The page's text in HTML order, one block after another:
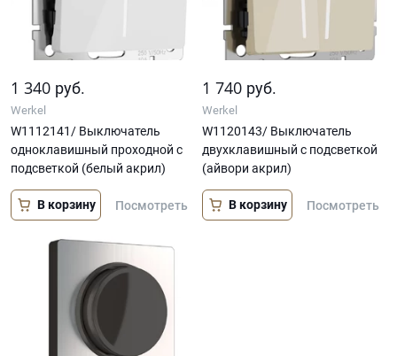
1 340 руб.
Werkel
W1112141/ Выключатель
одноклавишный проходной с
подсветкой (белый акрил)
В корзину Посмотреть
1 740 руб.
Werkel
W1120143/ Выключатель
двухклавишный с подсветкой
(айвори акрил)
В корзину Посмотреть